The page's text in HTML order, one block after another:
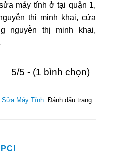
máy tính ở tại quận 1,
thị minh khai, cửa
nguyễn thị minh khai,
5/5 - (1 bình chọn)
Sửa Máy Tính. Đánh dấu trang